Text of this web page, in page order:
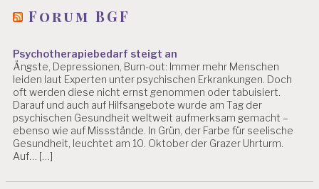
E
A
B
EI
T
G
E
S
U
N
H
Forum BGF
Psychotherapiebedarf steigt an
Ängste, Depressionen, Burn-out: Immer mehr Menschen
leiden laut Experten unter psychischen Erkrankungen. Doch
oft werden diese nicht ernst genommen oder tabuisiert.
Darauf und auch auf Hilfsangebote wurde am Tag der
psychischen Gesundheit weltweit aufmerksam gemacht –
ebenso wie auf Missstände. In Grün, der Farbe für seelische
Gesundheit, leuchtet am 10. Oktober der Grazer Uhrturm.
Auf… […]